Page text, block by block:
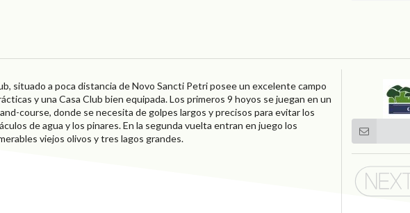
GOLF CAMPANO
situado a poca distancia de Novo Sancti Petri posee un excelente campo
y una Casa Club bien equipada. Los primeros 9 hoyos se juegan en un
course, donde se necesita de golpes largos y precisos para evitar los
de agua y los pinares. En la segunda vuelta entran en juego los
viejos olivos y tres lagos grandes.